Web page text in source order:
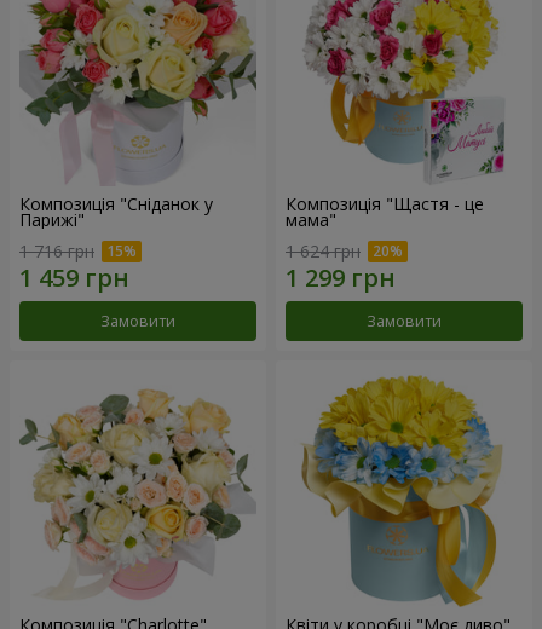
Композиція "Сніданок у
Парижі"
1 716 грн
Замовити
Композиція "Щастя - це
мама"
1 624 грн
Замовити
Композиція "Charlotte" Квіти у коробці "Моє диво"